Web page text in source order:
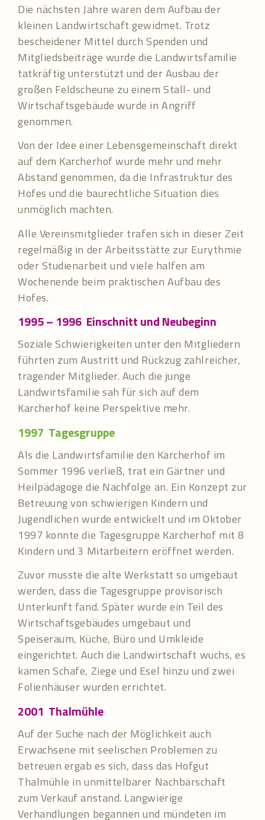
Die nächsten Jahre waren dem Aufbau der
kleinen Landwirtschaft gewidmet. Trotz
bescheidener Mittel durch Spenden und
Mitgliedsbeiträge wurde die Landwirtsfamilie
tatkräftig unterstützt und der Ausbau der
großen Feldscheune zu einem Stall- und
Wirtschaftsgebäude wurde in Angriff
genommen.
Von der Idee einer Lebensgemeinschaft direkt
auf dem Karcherhof wurde mehr und mehr
Abstand genommen, da die Infrastruktur des
Hofes und die baurechtliche Situation dies
unmöglich machten.
Alle Vereinsmitglieder trafen sich in dieser Zeit
regelmäßig in der Arbeitsstätte zur Eurythmie
oder Studienarbeit und viele halfen am
Wochenende beim praktischen Aufbau des
Hofes.
1995 – 1996 Einschnitt und Neubeginn
Soziale Schwierigkeiten unter den Mitgliedern
führten zum Austritt und Rückzug zahlreicher,
tragender Mitglieder. Auch die junge
Landwirtsfamilie sah für sich auf dem
Karcherhof keine Perspektive mehr.
1997 Tagesgruppe
Als die Landwirtsfamilie den Karcherhof im
Sommer 1996 verließ, trat ein Gärtner und
Heilpädagoge die Nachfolge an. Ein Konzept zur
Betreuung von schwierigen Kindern und
Jugendlichen wurde entwickelt und im Oktober
1997 konnte die Tagesgruppe Karcherhof mit 8
Kindern und 3 Mitarbeitern eröffnet werden.
Zuvor musste die alte Werkstatt so umgebaut
werden, dass die Tagesgruppe provisorisch
Unterkunft fand. Später wurde ein Teil des
Wirtschaftsgebäudes umgebaut und
Speiseraum, Küche, Büro und Umkleide
eingerichtet. Auch die Landwirtschaft wuchs, es
kamen Schafe, Ziege und Esel hinzu und zwei
Folienhäuser wurden errichtet.
2001 Thalmühle
Auf der Suche nach der Möglichkeit auch
Erwachsene mit seelischen Problemen zu
betreuen ergab es sich, dass das Hofgut
Thalmühle in unmittelbarer Nachbarschaft
zum Verkauf anstand. Langwierige
Verhandlungen begannen und mündeten im